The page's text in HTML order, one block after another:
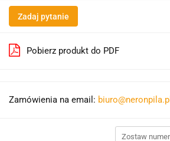
Zadaj pytanie
Pobierz produkt do PDF
Zamówienia na email: biuro@neronpila.pl